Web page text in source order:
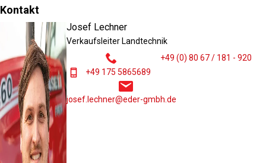
Kontakt
Josef Lechner
Verkaufsleiter Landtechnik
+49 (0) 80 67 / 181 - 920
+49 175 5865689
josef.lechner@eder-gmbh.de